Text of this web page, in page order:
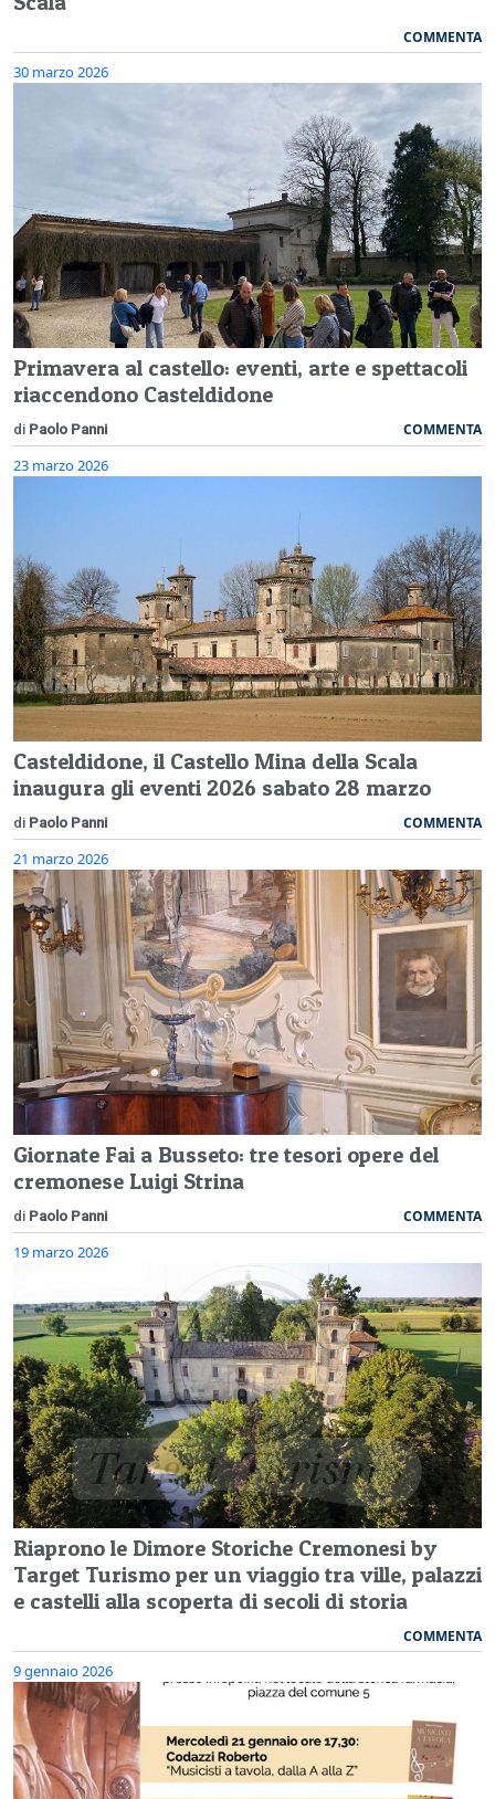
COMMENTA
30 marzo 2026
Primavera al castello: eventi, arte e spettacoli
riaccendono Casteldidone
di Paolo Panni COMMENTA
23 marzo 2026
Casteldidone, il Castello Mina della Scala
inaugura gli eventi 2026 sabato 28 marzo
di Paolo Panni COMMENTA
21 marzo 2026
Giornate Fai a Busseto: tre tesori opere del
cremonese Luigi Strina
di Paolo Panni COMMENTA
19 marzo 2026
Riaprono le Dimore Storiche Cremonesi by
Target Turismo per un viaggio tra ville, palazzi
e castelli alla scoperta di secoli di storia
COMMENTA
9 gennaio 2026